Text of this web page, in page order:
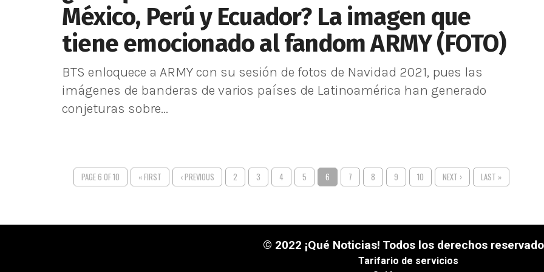
México, Perú y Ecuador? La imagen que
tiene emocionado al fandom ARMY (FOTO)
BTS enloquece a ARMY con su sesión de fotos de Navidad 2021, pues las
imágenes de banderas de varios países de Latinoamérica han generado
conjeturas sobre...
PAGE 6 OF 10 « FIRST ‹ PREVIOUS 2 3 4 5 6 7 8 9 10 NEXT › LAST »
© 2022 ¡Qué Noticias! Todos los derechos
Tarifario de servicios